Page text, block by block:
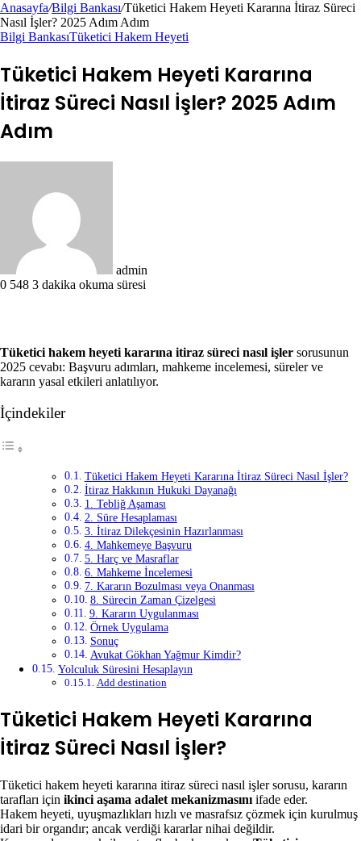
Anasayfa/Bilgi Bankası/Tüketici Hakem Heyeti Kararına İtiraz Süreci
Nasıl İşler? 2025 Adım Adım
Bilgi BankasıTüketici Hakem Heyeti
Tüketici Hakem Heyeti Kararına
İtiraz Süreci Nasıl İşler? 2025 Adım
Adım
admin
0 548 3 dakika okuma süresi
Tüketici hakem heyeti kararına itiraz süreci nasıl işler sorusunun
2025 cevabı: Başvuru adımları, mahkeme incelemesi, süreler ve
kararın yasal etkileri anlatılıyor.
İçindekiler
Tüketici Hakem Heyeti Kararına İtiraz Süreci Nasıl İşler?
İtiraz Hakkının Hukuki Dayanağı
1. Tebliğ Aşaması
2. Süre Hesaplaması
3. İtiraz Dilekçesinin Hazırlanması
4. Mahkemeye Başvuru
5. Harç ve Masraflar
6. Mahkeme İncelemesi
7. Kararın Bozulması veya Onanması
8. Sürecin Zaman Çizelgesi
9. Kararın Uygulanması
Örnek Uygulama
Sonuç
Avukat Gökhan Yağmur Kimdir?
Yolculuk Süresini Hesaplayın
Add destination
Tüketici Hakem Heyeti Kararına
İtiraz Süreci Nasıl İşler?
Tüketici hakem heyeti kararına itiraz süreci nasıl işler sorusu, kararın
tarafları için ikinci aşama adalet mekanizmasını ifade eder.
Hakem heyeti, uyuşmazlıkları hızlı ve masrafsız çözmek için kurulmuş
idari bir organdır; ancak verdiği kararlar nihai değildir.